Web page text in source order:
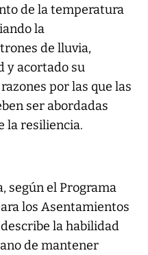
de la temperatura
la
de lluvia,
y acortado su
por las que las
ser abordadas
la resiliencia.
según el Programa
los Asentamientos
la habilidad
de mantener